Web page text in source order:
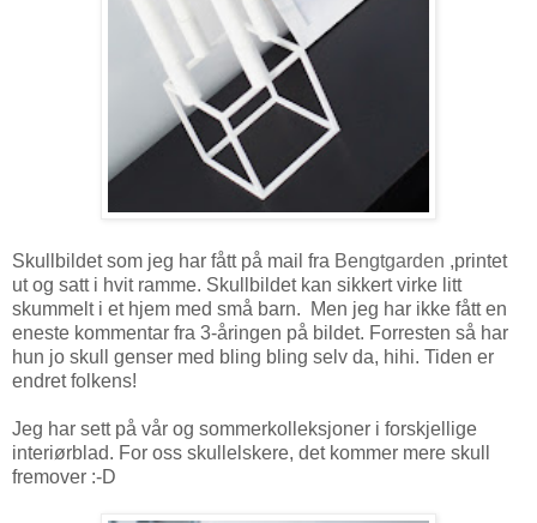
Skullbildet som jeg har fått på mail fra Bengtgarden ,printet
ut og satt i hvit ramme. Skullbildet kan sikkert virke litt
skummelt i et hjem med små barn. Men jeg har ikke fått en
eneste kommentar fra 3-åringen på bildet. Forresten så har
hun jo skull genser med bling bling selv da, hihi. Tiden er
endret folkens!
Jeg har sett på vår og sommerkolleksjoner i forskjellige
interiørblad. For oss skullelskere, det kommer mere skull
fremover :-D